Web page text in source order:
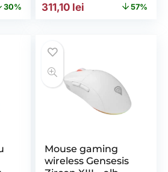
287,79 lei.
curent este: 202,88 lei.
30% Prețul inițial a fost:
311,10 lei Prețul curent
57%
Mouse gaming
wireless Gensesis